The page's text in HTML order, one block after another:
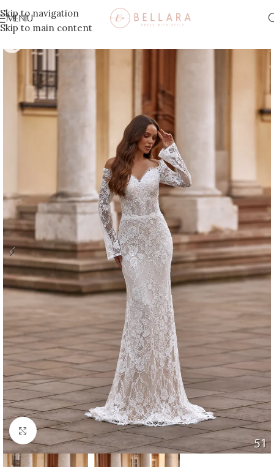
Skip to navigation
Skip to main content
MENIU
Faceți click pentru a mări